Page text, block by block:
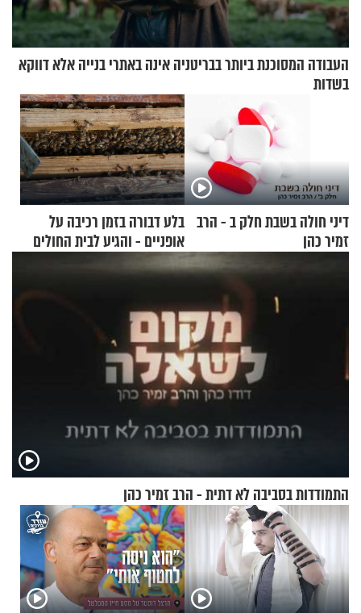
העבודה המסוכנת ביותר בבריטניה אינה באתרי בנייה אלא דווקא
בשדות
דיני חולה בשבת חלק ב - הרב
זמיר כהן
בלע דבורה בזמן רכיבה על
אופניים - והגיע לבית החולים
במצב מסכן חיים
התמודדות בסביבה לא דתית - הרב זמיר כהן